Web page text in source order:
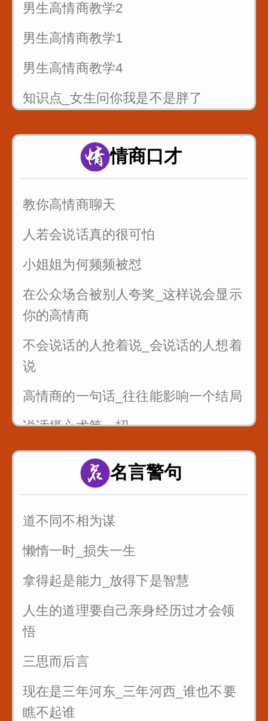
男生高情商教学2
男生高情商教学1
男生高情商教学4
知识点_女生问你我是不是胖了
这样说提高成功率
情侣之间说这句话永远不分手
情商口才
教你高情商聊天
人若会说话真的很可怕
小姐姐为何频频被怼
在公众场合被别人夸奖_这样说会显示
你的高情商
不会说话的人抢着说_会说话的人想着
说
高情商的一句话_往往能影响一个结局
说话摄心术第一招
一个脏字不说_如何回怼别人
一开口说话让别人喜欢你
别人夸你_如何巧妙回答_而不是阿谀
名言警句
道不同不相为谋
懒惰一时_损失一生
拿得起是能力_放得下是智慧
人生的道理要自己亲身经历过才会领
悟
三思而后言
现在是三年河东_三年河西_谁也不要
瞧不起谁